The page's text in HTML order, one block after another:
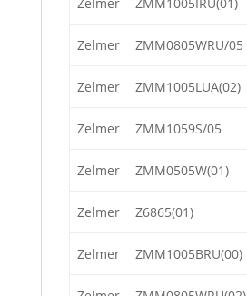
Zelmer ZMM0805WRU/05
Zelmer ZMM1005LUA(02)
Zelmer ZMM1059S/05
Zelmer ZMM0505W(01)
Zelmer Z6865(01)
Zelmer ZMM1005BRU(00)